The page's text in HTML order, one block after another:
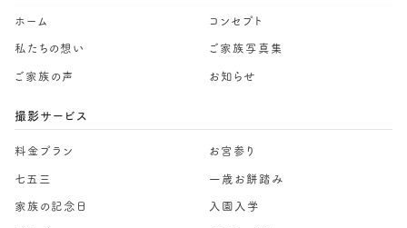
ホーム コンセプト
私たちの想い ご家族写真集
ご家族の声 お知らせ
撮影サービス
料金プラン お宮参り
七五三 一歳お餅踏み
家族の記念日 入園入学